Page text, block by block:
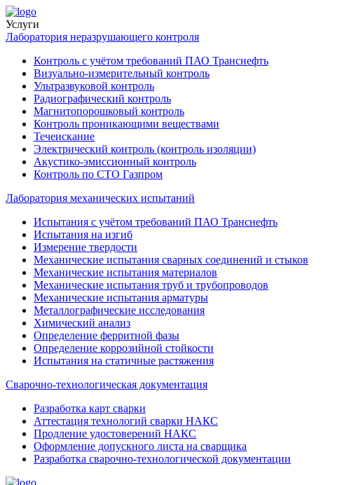
Услуги
Лаборатория неразрушающего контроля
Контроль с учётом требований ПАО Транснефть
Визуально-измерительный контроль
Ультразвуковой контроль
Радиографический контроль
Магнитопорошковый контроль
Контроль проникающими веществами
Течеискание
Электрический контроль (контроль изоляции)
Акустико-эмиссионный контроль
Контроль по СТО Газпром
Лаборатория механических испытаний
Испытания с учётом требований ПАО Транснефть
Испытания на изгиб
Измерение твердости
Механические испытания сварных соединений и стыков
Механические испытания материалов
Механические испытания труб и трубопроводов
Механические испытания арматуры
Металлографические исследования
Химический анализ
Определение ферритной фазы
Определение коррозийной стойкости
Испытания на статичные растяжения
Сварочно-технологическая документация
Разработка карт сварки
Аттестация технологий сварки НАКС
Продление удостоверений НАКС
Оформление допускного листа на сварщика
Разработка сварочно-технологической документации